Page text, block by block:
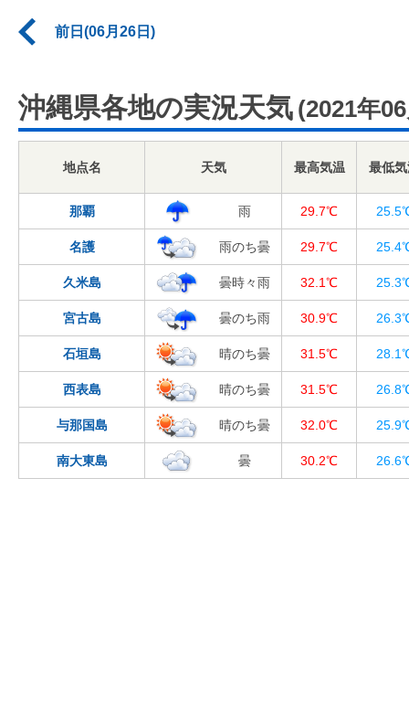
前日(06月26日)
沖縄県各地の実況天気 (2021年
地点名 天気 最高気温 最低
那覇 雨 29.7℃
名護 雨のち曇 29.7℃
久米島 曇時々雨 32.1℃
宮古島 曇のち雨 30.9℃
石垣島 晴のち曇 31.5℃
西表島 晴のち曇 31.5℃
与那国島 晴のち曇 32.0℃
南大東島 曇 30.2℃